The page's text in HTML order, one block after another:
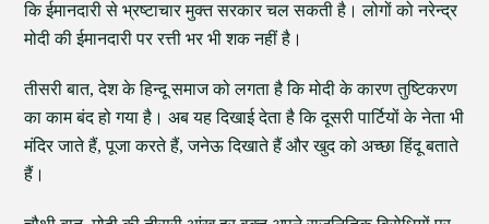
कि ईमानदारी से भ्रष्टाचार मुक्त सरकार चल सकती है। लोगों को नरेन्द्र
मोदी की ईमानदारी पर रत्ती भर भी शक नहीं है।
तीसरी बात, देश के हिन्दू समाज को लगता है कि मोदी के कारण तुष्टिकरण
का काम बंद हो गया है। अब यह दिखाई देता है कि दूसरी पार्टियों के नेता भी
मंदिर जाते हैं, पूजा करते हैं, जनेऊ दिखाते हैं और खुद को अच्छा हिंदू बताते
हैं।